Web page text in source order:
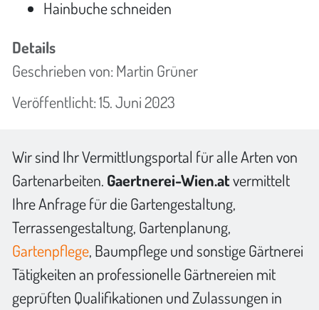
Hainbuche schneiden
Details
Geschrieben von: Martin Grüner
Veröffentlicht: 15. Juni 2023
Wir sind Ihr Vermittlungsportal für alle Arten von
Gartenarbeiten. Gaertnerei-Wien.atvermittelt
Ihre Anfrage für die Gartengestaltung,
Terrassengestaltung, Gartenplanung,
Gartenpflege, Baumpflege und sonstige Gärtnerei
Tätigkeiten an professionelle Gärtnereien mit
geprüften Qualifikationen und Zulassungen in